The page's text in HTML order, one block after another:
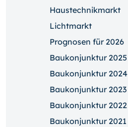
Haustechnikmarkt
Lichtmarkt
Prognosen für 2026
Baukonjunktur 2025
Baukonjunktur 2024
Baukonjunktur 2023
Baukonjunktur 2022
Baukonjunktur 2021